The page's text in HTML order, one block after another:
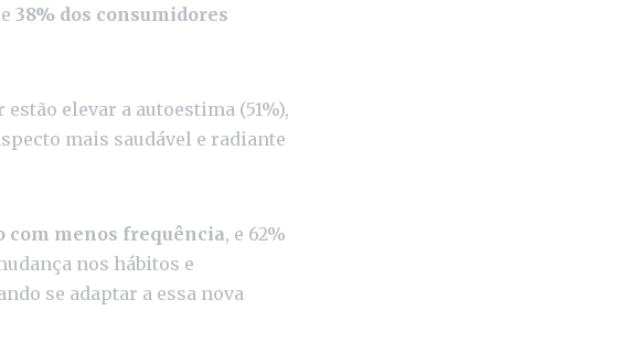
38% dos consumidores
elevar a autoestima (51%),
mais saudável e radiante
com menos frequência, e 62%
nos hábitos e
se adaptar a essa nova